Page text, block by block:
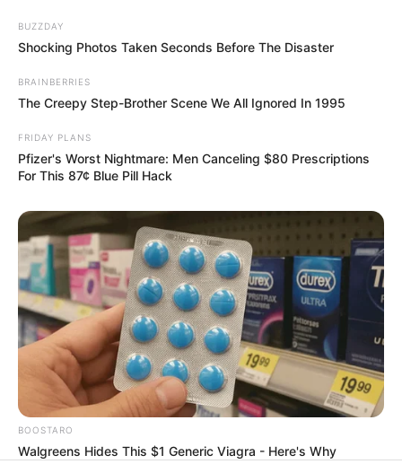
BUZZDAY
Shocking Photos Taken Seconds Before The Disaster
BRAINBERRIES
The Creepy Step-Brother Scene We All Ignored In 1995
FRIDAY PLANS
Pfizer's Worst Nightmare: Men Canceling $80 Prescriptions
For This 87¢ Blue Pill Hack
BOOSTARO
Walgreens Hides This $1 Generic Viagra - Here's Why